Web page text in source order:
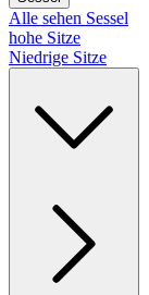
Alle sehen Sessel
hohe Sitze
Niedrige Sitze